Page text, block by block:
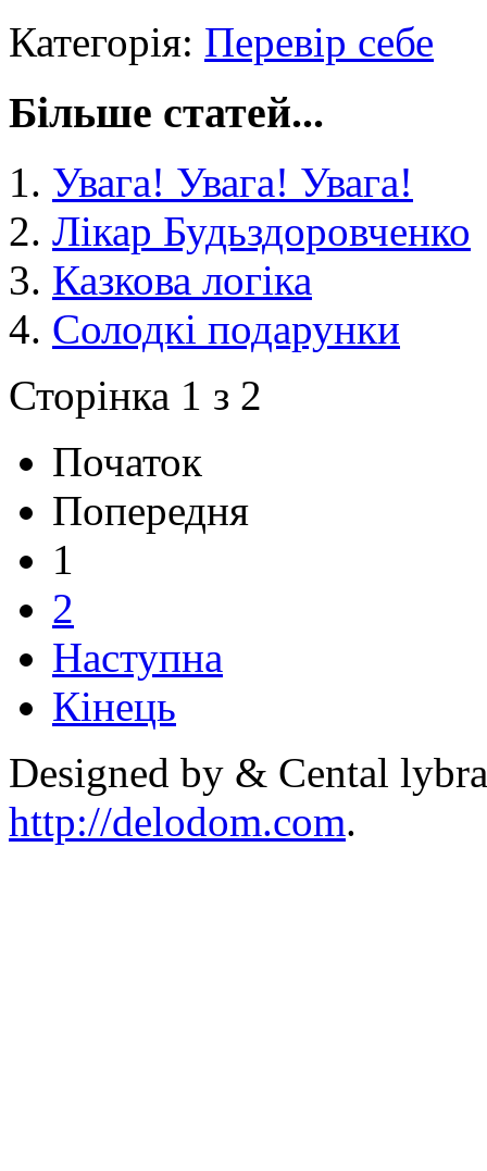
Категорія: Перевір себе
Більше статей...
Увага! Увага! Увага!
Лікар Будьздоровченко
Казкова логіка
Солодкі подарунки
Сторінка 1 з 2
Початок
Попередня
1
2
Наступна
Кінець
Designed by & Cental
http://delodom.com.